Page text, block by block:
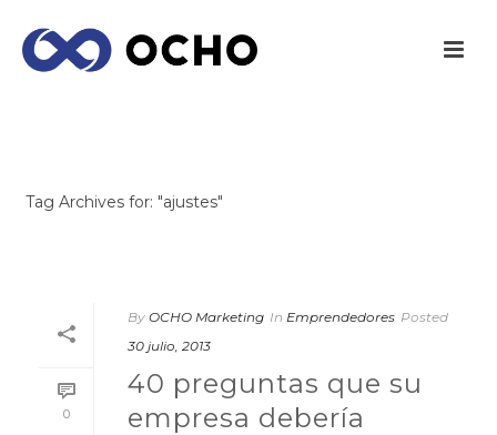
Tag Archives for: "ajustes"
0
By OCHO Marketing In Emprendedores Posted
30 julio, 2013
40 preguntas que su
empresa debería